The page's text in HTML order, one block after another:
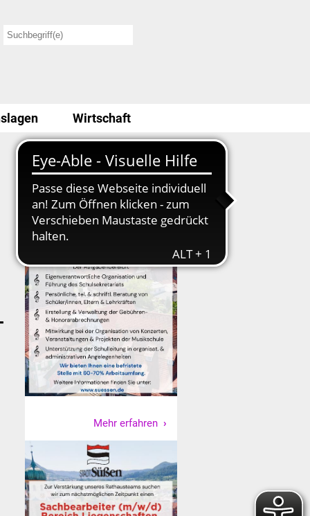
Wirtschaft
Stellenausschreibung
Mehr erfahren